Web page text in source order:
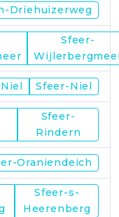
Driehuizerweg
Sfeer-
Sfeer-Niel
Sfeer-
Rindern
Oraniendeich
Sfeer-s-
Heerenberg